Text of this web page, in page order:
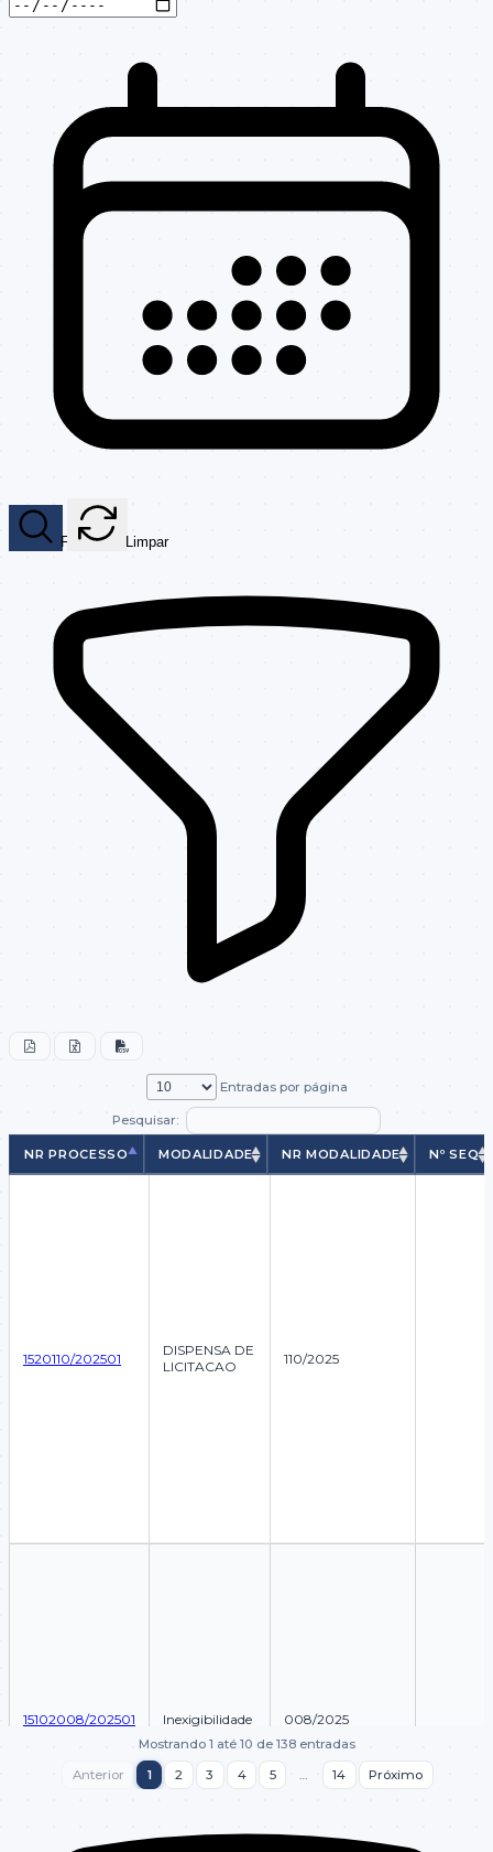
Filtrar Limpar
Entradas por página
Pesquisar:
NR PROCESSO MODALIDADE NR MODALIDADE
Nº SEQ
NR PROCESSO
MODALIDADE NR MODALIDADE Nº SEQ
1520110/202501
DISPENSA DE
LICITACAO
110/2025
15102008/202501 Inexigibilidade 008/2025
Mostrando 1 até 10 de 138 entradas
Anterior 1 2 3 4 5 … 14 Próximo